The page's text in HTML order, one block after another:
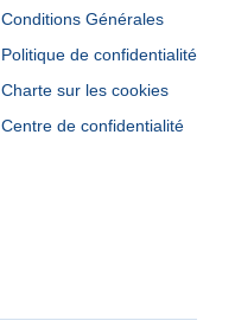
Conditions Générales
Politique de confidentialité
Charte sur les cookies
Centre de confidentialité